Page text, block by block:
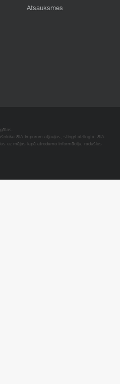
Atsauksmes
SIA Imperum atļaujas, stingri aizliegta. SIA
uz mājas lapā atrodamo informāciju, radušies